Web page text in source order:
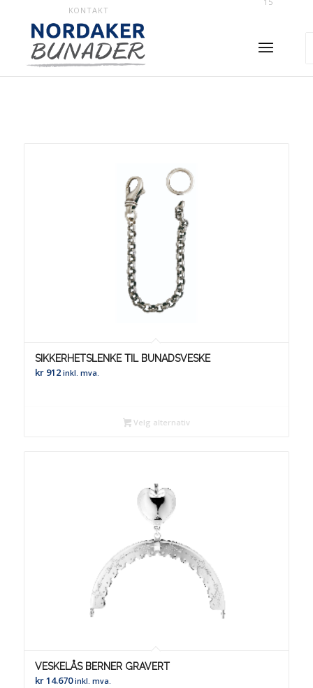
KONTAKT
SIKKERHETSLENKE TIL BUNADSVESKE
kr912 inkl. mva.
Velg alternativ
VESKELÅS BERNER GRAVERT
kr14.670 inkl. mva.